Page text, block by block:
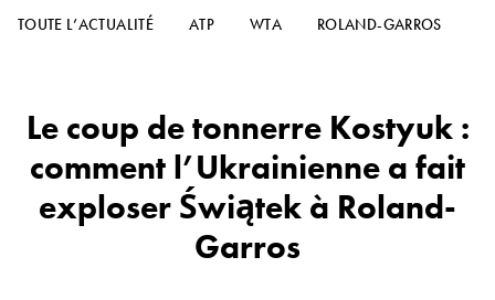
TOUTE L’ACTUALITÉ ATP WTA ROLAND-GARROS
Le coup de tonnerre Kostyuk :
comment l’Ukrainienne a fait
exploser Świątek à Roland-
Garros